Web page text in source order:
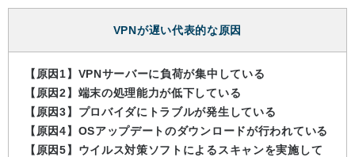
VPNが遅い代表的な原因
【原因1】VPNサーバーに負荷が集中している
【原因2】端末の処理能力が低下している
【原因3】プロバイダにトラブルが発生している
【原因4】OSアップデートのダウンロードが行われている
【原因5】ウイルス対策ソフトによるスキャンを実施して